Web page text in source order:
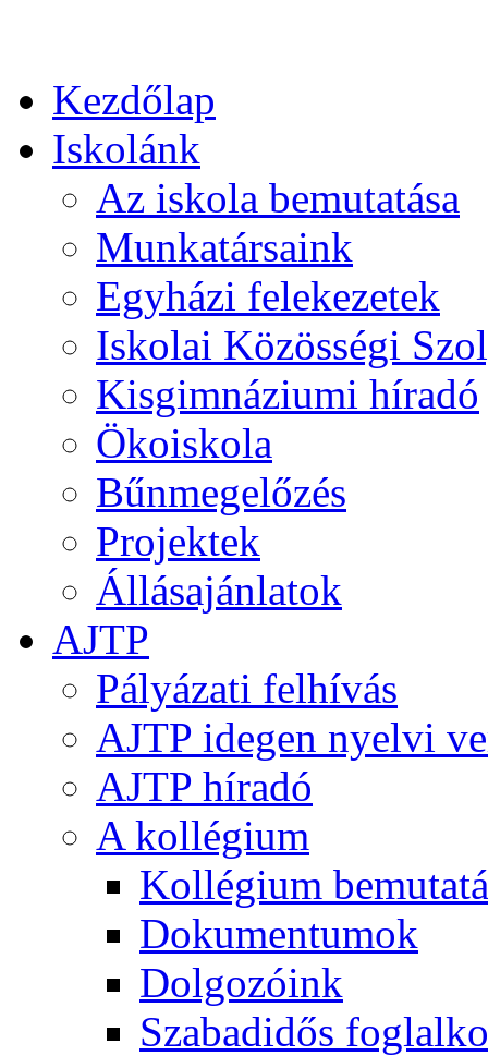
Kezdőlap
Iskolánk
Az iskola bemutatása
Munkatársaink
Egyházi felekezetek
Iskolai Közösségi
Kisgimnáziumi híradó
Ökoiskola
Bűnmegelőzés
Projektek
Állásajánlatok
AJTP
Pályázati felhívás
AJTP idegen nyelvi
AJTP híradó
A kollégium
Kollégium
Dokumentumok
Dolgozóink
Szabadidős